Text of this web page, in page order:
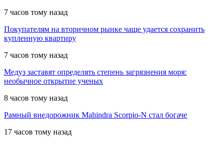
7 часов тому назад
Покупателям на вторичном рынке чаще удается сохранить
купленную квартиру
7 часов тому назад
Медуз заставят определять степень загрязнения моря:
необычное открытие ученых
8 часов тому назад
Рамный внедорожник Mahindra Scorpio-N стал богаче
17 часов тому назад